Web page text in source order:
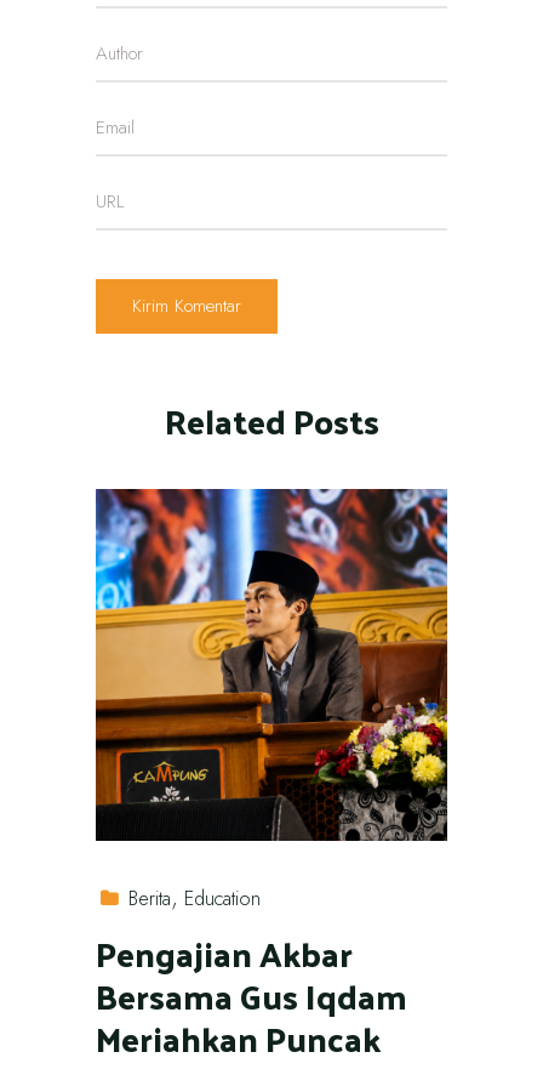
Related Posts
Berita Education
Pengajian Akbar
Bersama Gus Iqdam
Meriahkan Puncak